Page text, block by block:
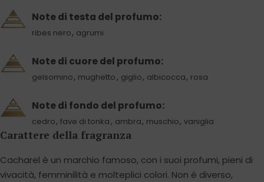
Note di testa del profumo:
ribes nero, agrumi
Note di cuore del profumo:
gelsomino, mughetto , giglio, albicocca, rosa
Note di fondo del profumo:
cedro, fave di tonka , ambra, muschio, vaniglia
Carattere della fragranza
Cacharel è un marchio famoso, con i suoi profumi, pieni di
vivacità, femminilità e molteplici colori. Non è diverso,